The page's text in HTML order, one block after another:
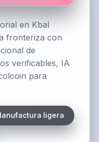
en Kbal
fronteriza con
de
verificables, IA
para
ligera